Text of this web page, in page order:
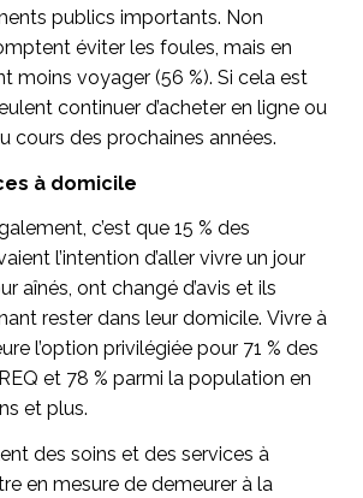
publics importants. Non
éviter les foules, mais en
moins voyager (56 %). Si cela est
continuer d’acheter en ligne ou
cours des prochaines années.
à domicile
c’est que 15 % des
l’intention d’aller vivre un jour
aînés, ont changé d’avis et ils
rester dans leur domicile. Vivre à
l’option privilégiée pour 71 % des
et 78 % parmi la population en
et plus.
des soins et des services à
en mesure de demeurer à la